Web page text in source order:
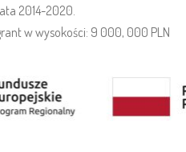
2014-2020.
w wysokości: 9 000, 000 PLN